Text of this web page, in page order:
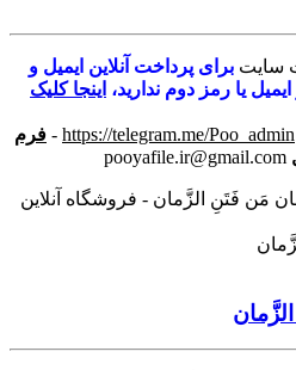
سایت برای پرداخت آنلاین ایمیل و
یا رمز دوم ندارید، اینجا کلیک
https://telegram.me/Poo_admin
- فرم
pooyafile.ir@gmail.com
مَن فَتَنِ الزَّمان - فروشگاه آنلاین